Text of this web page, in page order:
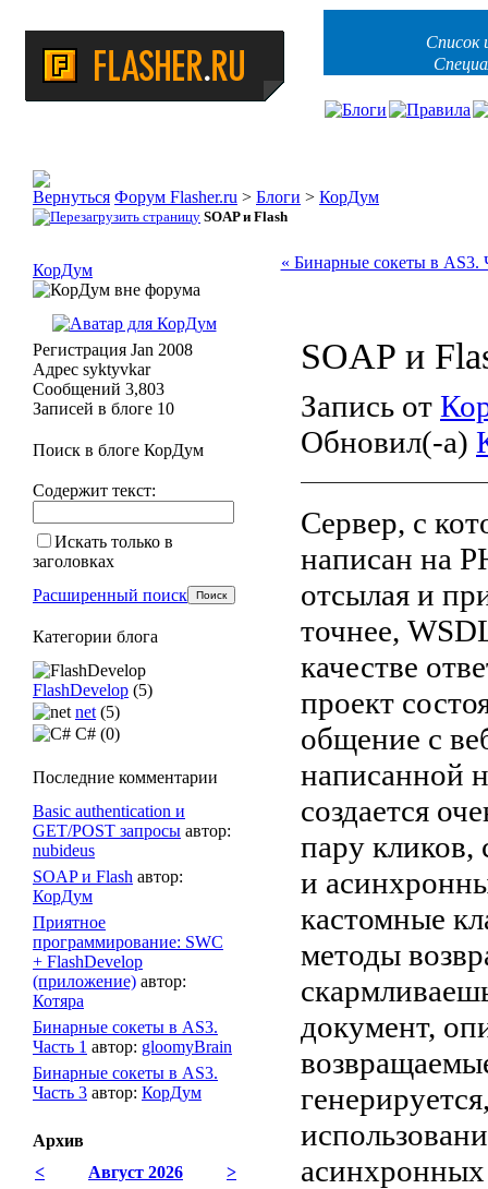
Список
Форум Flasher.ru > Блоги > КорДум
SOAP и Flash
« Бинарные сокеты в AS3.
SOAP и
Запись от
Обновил(-а)
Сервер, с
написан на
отсылая и
точнее,
качестве
проект
общение с
написанной
создается
пару кликов,
и
кастомные
методы
документ,
КорДум
Регистрация Jan 2008
Адрес syktyvkar
Сообщений 3,803
Записей в блоге 10
Поиск в блоге КорДум
Содержит текст:
Искать только в
заголовках
Расширенный поиск
Категории блога
FlashDevelop (5)
net (5)
C# (0)
Последние комментарии
Basic authentication и
GET/POST запросы автор:
nubideus
SOAP и Flash автор:
КорДум
Приятное
программирование: SWC
+ FlashDevelop
(приложение) автор:
Котяра
Бинарные сокеты в AS3.
Часть 1 автор: gloomyBrain
Бинарные сокеты в AS3.
Часть 3 автор: КорДум
Архив
<
>
Август 2026